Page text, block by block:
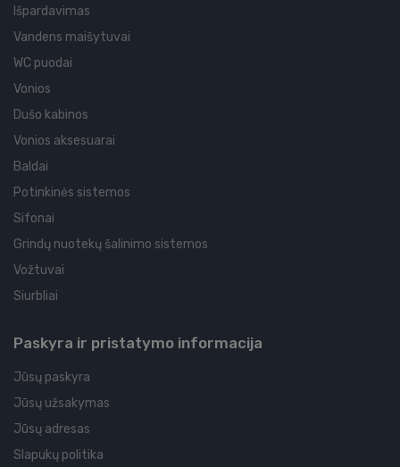
Išpardavimas
Vandens maišytuvai
WC puodai
Vonios
Dušo kabinos
Vonios aksesuarai
Baldai
Potinkinės sistemos
Sifonai
Grindų nuotekų šalinimo sistemos
Vožtuvai
Siurbliai
Paskyra ir pristatymo informacija
Jūsų paskyra
Jūsų užsakymas
Jūsų adresas
Slapukų politika